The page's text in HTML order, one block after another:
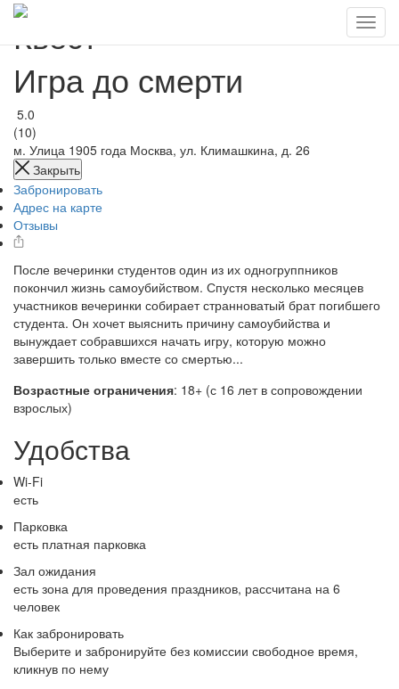
Квест
Игра до смерти
5.0
(10)
м. Улица 1905 года Москва, ул. Климашкина, д. 26
Закрыть
Забронировать
Адрес на карте
Отзывы
После вечеринки студентов один из их одногруппников
покончил жизнь самоубийством. Спустя несколько месяцев
участников вечеринки собирает странноватый брат погибшего
студента. Он хочет выяснить причину самоубийства и
вынуждает собравшихся начать игру, которую можно
завершить только вместе со смертью...
Возрастные ограничения: 18+ (с 16 лет в сопровождении
взрослых)
Удобства
Wi-Fi
есть
Парковка
есть платная парковка
Зал ожидания
есть зона для проведения праздников, рассчитана на 6
человек
Как забронировать
Выберите и забронируйте без комиссии свободное время,
кликнув по нему